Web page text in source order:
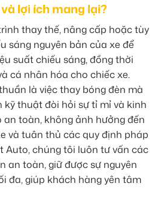
lợi ích mang lại?
thay thế, nâng cấp hoặc tùy
sáng nguyên bản của xe để
suất chiếu sáng, đồng thời
cá nhân hóa cho chiếc xe.
là việc thay bóng đèn mà
thuật đòi hỏi sự tỉ mỉ và kinh
an toàn, không ảnh hưởng đến
và tuân thủ các quy định pháp
Auto, chúng tôi luôn tư vấn các
an toàn, giữ được sự nguyên
đa, giúp khách hàng yên tâm